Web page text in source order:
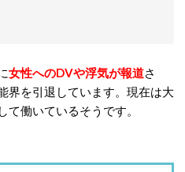
女性へのDVや浮気が報道さ
界を引退しています。現在は大
働いているそうです。